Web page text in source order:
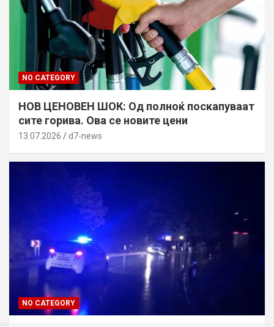
NO CATEGORY
НОВ ЦЕНОВЕН ШОК: Од полноќ поскапуваат
сите горива. Ова се новите цени
13.07.2026 d7-news
NO CATEGORY